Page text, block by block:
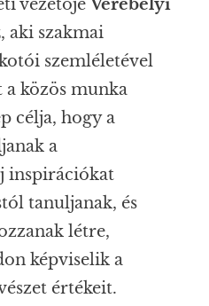
vezetőjeVerebélyi
, aki szakmai
szemléletével
a közös munka
célja, hogy a
a
inspirációkat
tanuljanak, és
létre,
képviselik a
értékeit.